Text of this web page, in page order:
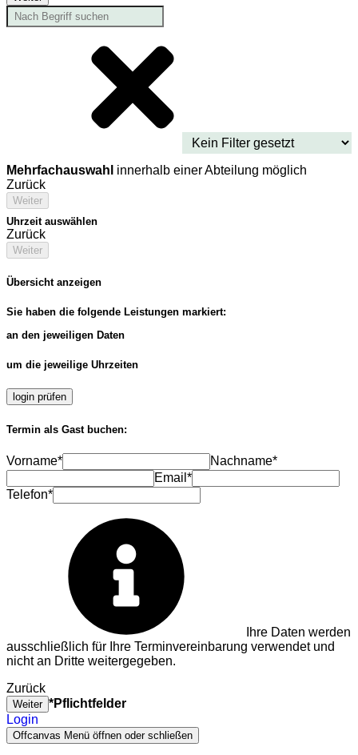
Mehrfachauswahl innerhalb einer Abteilung möglich
Zurück
Weiter
Uhrzeit auswählen
Zurück
Weiter
Übersicht anzeigen
Sie haben die folgende Leistungen markiert:
an den jeweiligen Daten
um die jeweilige Uhrzeiten
login prüfen
Termin als Gast buchen:
Vorname*
Nachname*
Email*
Telefon*
Ihre Daten werden
ausschließlich für Ihre Terminvereinbarung verwendet und
nicht an Dritte weitergegeben.
Zurück
Weiter *Pflichtfelder
Login
Offcanvas Menü öffnen oder schließen